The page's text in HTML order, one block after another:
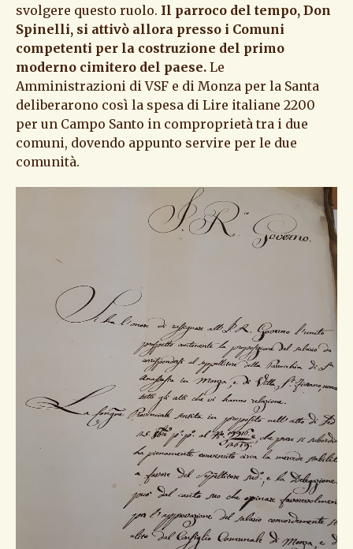
svolgere questo ruolo. Il parroco del tempo, Don
Spinelli, si attivò allora presso i Comuni
competenti per la costruzione del primo
moderno cimitero del paese. Le
Amministrazioni di VSF e di Monza per la Santa
deliberarono così la spesa di Lire italiane 2200
per un Campo Santo in comproprietà tra i due
comuni, dovendo appunto servire per le due
comunità.